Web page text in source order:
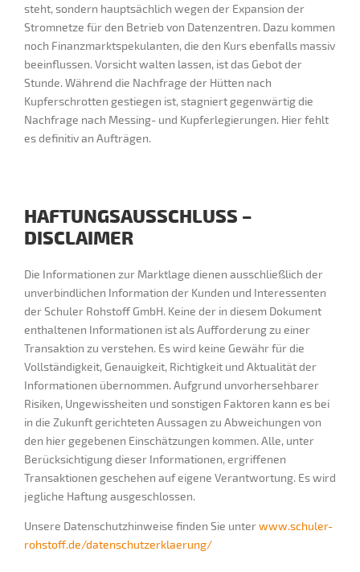
steht, sondern hauptsächlich wegen der Expansion der
Stromnetze für den Betrieb von Datenzentren. Dazu kommen
noch Finanzmarktspekulanten, die den Kurs ebenfalls massiv
beeinflussen. Vorsicht walten lassen, ist das Gebot der
Stunde. Während die Nachfrage der Hütten nach
Kupferschrotten gestiegen ist, stagniert gegenwärtig die
Nachfrage nach Messing- und Kupferlegierungen. Hier fehlt
es definitiv an Aufträgen.
HAFTUNGSAUSSCHLUSS –
DISCLAIMER
Die Informationen zur Marktlage dienen ausschließlich der
unverbindlichen Information der Kunden und Interessenten
der Schuler Rohstoff GmbH. Keine der in diesem Dokument
enthaltenen Informationen ist als Aufforderung zu einer
Transaktion zu verstehen. Es wird keine Gewähr für die
Vollständigkeit, Genauigkeit, Richtigkeit und Aktualität der
Informationen übernommen. Aufgrund unvorhersehbarer
Risiken, Ungewissheiten und sonstigen Faktoren kann es bei
in die Zukunft gerichteten Aussagen zu Abweichungen von
den hier gegebenen Einschätzungen kommen. Alle, unter
Berücksichtigung dieser Informationen, ergriffenen
Transaktionen geschehen auf eigene Verantwortung. Es wird
jegliche Haftung ausgeschlossen.
Unsere Datenschutzhinweise finden Sie unterwww.schuler-
rohstoff.de/datenschutzerklaerung/